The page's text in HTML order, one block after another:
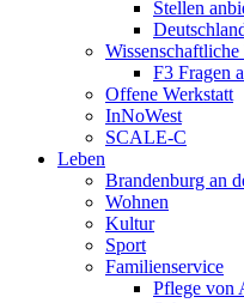
Stellen
F3 Fragen
Offene Werkstatt
InNoWest
SCALE-C
Leben
Brandenburg an
Wohnen
Kultur
Sport
Familienservice
Pflege von